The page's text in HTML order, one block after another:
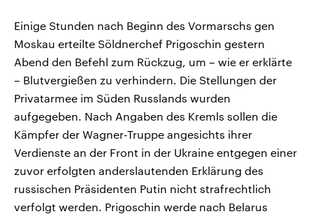
Libanon vom Iran
Sendungen Programm Podcasts
Audio-Archiv
Einige Stunden nach Beginn des Vormarschs gen
Moskau erteilte Söldnerchef Prigoschin gestern
Abend den Befehl zum Rückzug, um – wie er erklärte
– Blutvergießen zu verhindern. Die Stellungen der
Privatarmee im Süden Russlands wurden
aufgegeben. Nach Angaben des Kremls sollen die
Kämpfer der Wagner-Truppe angesichts ihrer
Verdienste an der Front in der Ukraine entgegen einer
zuvor erfolgten anderslautenden Erklärung des
russischen Präsidenten Putin nicht strafrechtlich
verfolgt werden. Prigoschin werde nach Belarus